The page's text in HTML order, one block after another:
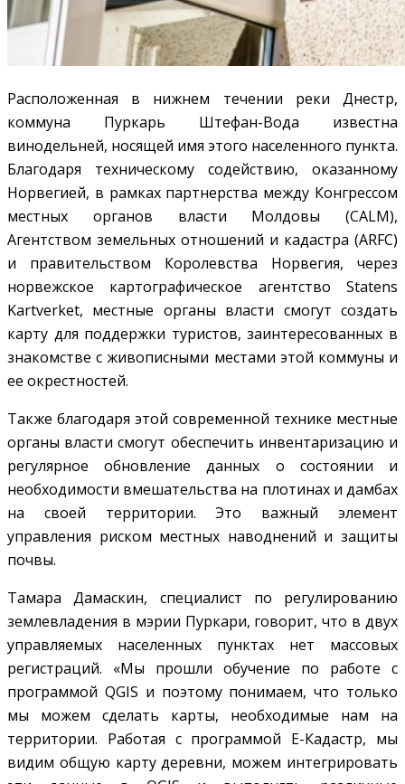
Расположенная в нижнем течении реки Днестр,
коммуна Пуркарь Штефан-Вода известна
винодельней, носящей имя этого населенного пункта.
Благодаря техническому содействию, оказанному
Норвегией, в рамках партнерства между Конгрессом
местных органов власти Молдовы (CALM),
Агентством земельных отношений и кадастра (ARFC)
и правительством Королевства Норвегия, через
норвежское картографическое агентство Statens
Kartverket, местные органы власти смогут создать
карту для поддержки туристов, заинтересованных в
знакомстве с живописными местами этой коммуны и
ее окрестностей.
Также благодаря этой современной технике местные
органы власти смогут обеспечить инвентаризацию и
регулярное обновление данных о состоянии и
необходимости вмешательства на плотинах и дамбах
на своей территории. Это важный элемент
управления риском местных наводнений и защиты
почвы.
Тамара Дамаскин, специалист по регулированию
землевладения в мэрии Пуркари, говорит, что в двух
управляемых населенных пунктах нет массовых
регистраций. «Мы прошли обучение по работе с
программой QGIS и поэтому понимаем, что только
мы можем сделать карты, необходимые нам на
территории. Работая с программой Е-Кадастр, мы
видим общую карту деревни, можем интегрировать